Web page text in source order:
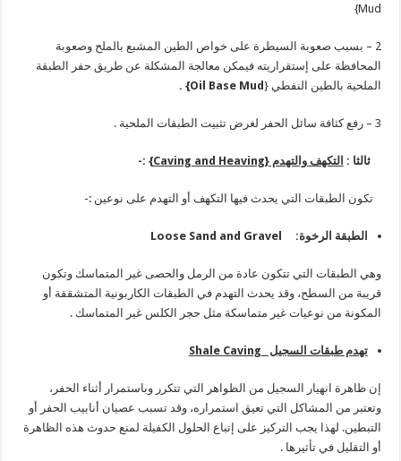
Mud}
2 – بسبب صعوبة السيطرة على خواص الطين المشبع بالملح وصعوبة
المحافظة على إستقراريته فيمكن معالجة المشكلة عن طريق حفر الطبقة
الملحية بالطين النفطي {Oil Base Mud
} .
3 – رفع كثافة سائل الحفر لغرض تثبيت الطبقات الملحية .
ثالثا : التكهف والتهدم {Caving and Heaving
} :-
تكون الطبقات التي يحدث فيها التكهف أو التهدم على نوعين :-
الطبقة الرخوة: Loose Sand and Gravel
وهي الطبقات التي تتكون عادة من الرمل والحصى غير المتماسك وتكون
قريبة من السطح، وقد يحدث التهدم في الطبقات الكاربونية المتشققة أو
المكونة من نوعيات غير متماسكة مثل حجر الكلس غير المتماسك .
تهدم طبقات السجيل Shale Caving
إن ظاهرة انهيار السجيل من الظواهر التي تتكرر وباستمرار أثناء الحفر،
وتعتبر من المشاكل التي تعيق استمراره، وقد تسبب عصيان أنابيب الحفر أو
التبطين. لهذا يجب التركيز على إتباع الحلول الكفيلة لمنع حدوث هذه الظاهرة
أو التقليل في تأثيرها .